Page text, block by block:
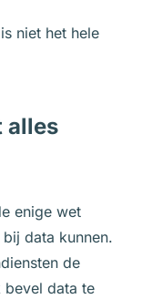
niet het hele
alles
enige wet
data kunnen.
de
data te